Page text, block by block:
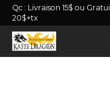
Qc : Livraison 15$ ou
20$+tx